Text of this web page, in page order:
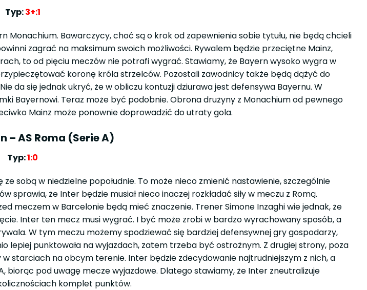
Typ:3+:1
Monachium. Bawarczycy, choć są o krok od zapewnienia sobie tytułu, nie będą chcieli
zagrać na maksimum swoich możliwości. Rywalem będzie przeciętne Mainz,
to od pięciu meczów nie potrafi wygrać. Stawiamy, że Bayern wysoko wygra w
koronę króla strzelców. Pozostali zawodnicy także będą dążyć do
da się jednak ukryć, że w obliczu kontuzji dziurawa jest defensywa Bayernu. W
Bayernowi. Teraz może być podobnie. Obrona drużyny z Monachium od pewnego
Mainz może ponownie doprowadzić do utraty gola.
– AS Roma (Serie A)
Typ:1:0
sobą w niedzielne popołudnie. To może nieco zmienić nastawienie, szczególnie
sprawia, że Inter będzie musiał nieco inaczej rozkładać siły w meczu z Romą.
meczem w Barcelonie będą mieć znaczenie. Trener Simone Inzaghi wie jednak, że
Inter ten mecz musi wygrać. I być może zrobi w bardzo wyrachowany sposób, a
W tym meczu możemy spodziewać się bardziej defensywnej gry gospodarzy,
lepiej punktowała na wyjazdach, zatem trzeba być ostrożnym. Z drugiej strony, poza
starciach na obcym terenie. Inter będzie zdecydowanie najtrudniejszym z nich, a
biorąc pod uwagę mecze wyjazdowe. Dlatego stawiamy, że Inter zneutralizuje
komplet punktów.